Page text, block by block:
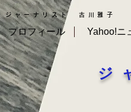
ジャーナリスト 古川雅子
プロフィール Yahoo!ニ
ジ